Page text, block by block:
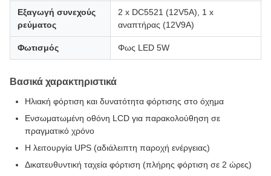
Εξαγωγή συνεχούς
ρεύματος
2 x DC5521 (12V5A), 1 x
αναπτήρας (12V9A)
Φωτισμός Φως LED 5W
Βασικά χαρακτηριστικά
Ηλιακή φόρτιση και δυνατότητα φόρτισης στο όχημα
Ενσωματωμένη οθόνη LCD για παρακολούθηση σε
πραγματικό χρόνο
Η λειτουργία UPS (αδιάλειπτη παροχή ενέργειας)
Δικατευθυντική ταχεία φόρτιση (πλήρης φόρτιση σε 2 ώρες)